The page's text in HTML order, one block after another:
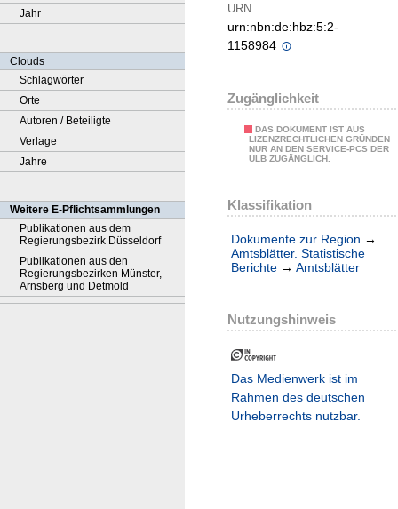
Jahr
Clouds
Schlagwörter
Orte
Autoren / Beteiligte
Verlage
Jahre
Weitere E-Pflichtsammlungen
Publikationen aus dem
Regierungsbezirk Düsseldorf
Publikationen aus den
Regierungsbezirken Münster,
Arnsberg und Detmold
URN
urn:nbn:de:hbz:5:2-
1158984
Zugänglichkeit
DAS DOKUMENT IST AUS
LIZENZRECHTLICHEN GRÜNDEN
NUR AN DEN SERVICE-PCS DER
ULB ZUGÄNGLICH.
Klassifikation
Dokumente zur Region →
Amtsblätter. Statistische
Berichte → Amtsblätter
Nutzungshinweis
Das Medienwerk ist im
Rahmen des deutschen
Urheberrechts nutzbar.